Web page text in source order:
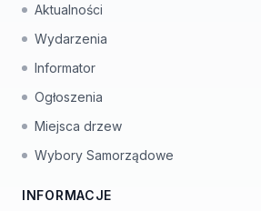
Aktualności
Wydarzenia
Informator
Ogłoszenia
Miejsca drzew
Wybory Samorządowe
INFORMACJE